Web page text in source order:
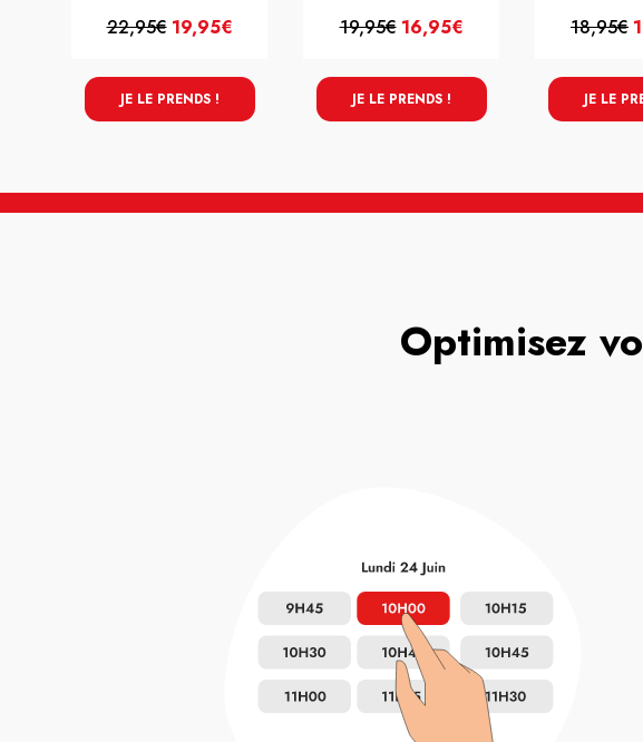
22,95€ 19,95€
JE LE PRENDS !
19,95€ 16,95€
JE LE PRENDS !
18,95€
JE LE
Optimisez